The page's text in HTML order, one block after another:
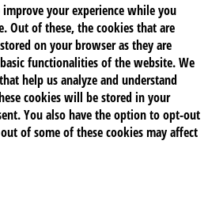
your experience while you
Out of these, the cookies that are
on your browser as they are
functionalities of the website. We
help us analyze and understand
cookies will be stored in your
You also have the option to opt-out
of some of these cookies may affect